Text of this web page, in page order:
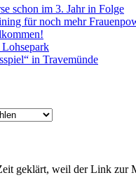
schon im 3. Jahr in Folge
für noch mehr
in Travemünde
geklärt, weil der Link zur